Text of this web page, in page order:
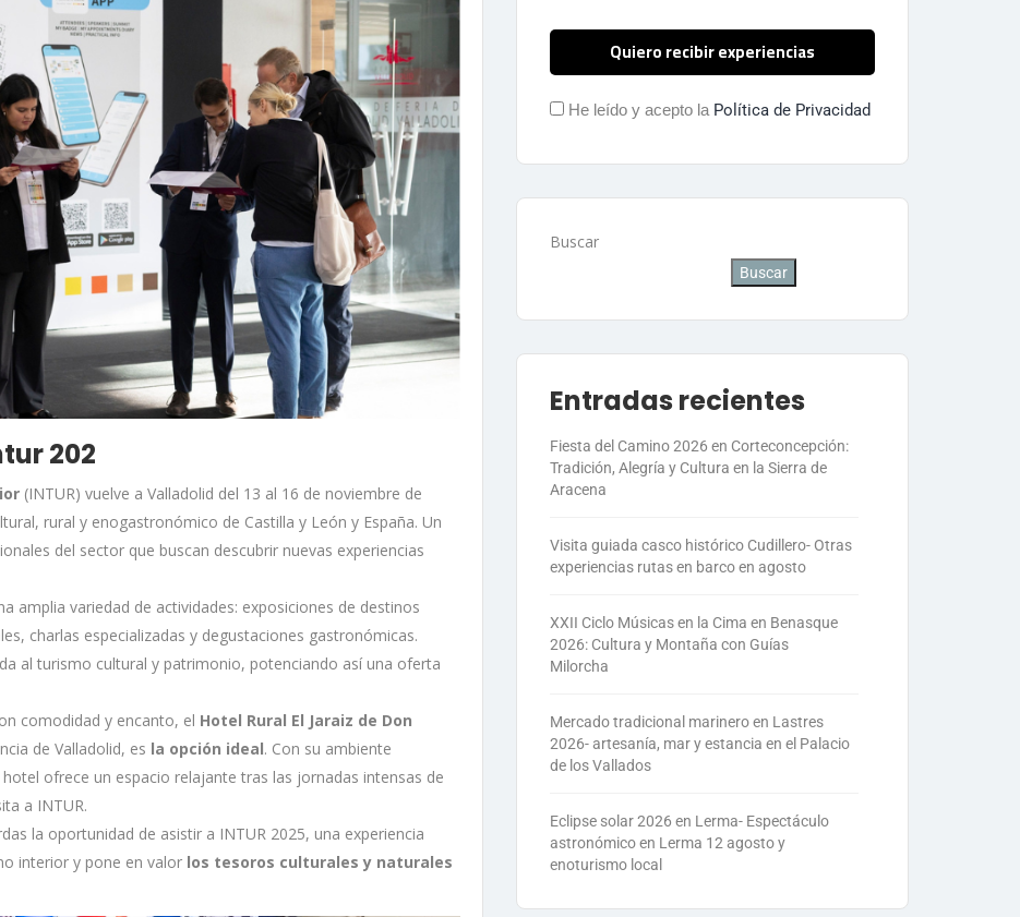
202
(INTUR) vuelve a Valladolid del 13 al 16 de noviembre de
rural y enogastronómico de Castilla y León y España. Un
del sector que buscan descubrir nuevas experiencias
amplia variedad de actividades: exposiciones de destinos
charlas especializadas y degustaciones gastronómicas.
al turismo cultural y patrimonio, potenciando así una oferta
comodidad y encanto, el Hotel Rural El Jaraiz de Don
de Valladolid, es la opción ideal. Con su ambiente
hotel ofrece un espacio relajante tras las jornadas intensas de
a INTUR.
la oportunidad de asistir a INTUR 2025, una experiencia
interior y pone en valor los tesoros culturales y naturales
He leído y acepto la Política de Privacidad
Buscar
Buscar
Entradas recientes
Fiesta del Camino 2026 en Corteconcepción:
Tradición, Alegría y Cultura en la Sierra de
Aracena
Visita guiada casco histórico Cudillero- Otras
experiencias rutas en barco en agosto
XXII Ciclo Músicas en la Cima en Benasque
2026: Cultura y Montaña con Guías
Milorcha
Mercado tradicional marinero en Lastres
2026- artesanía, mar y estancia en el Palacio
de los Vallados
Eclipse solar 2026 en Lerma- Espectáculo
astronómico en Lerma 12 agosto y
enoturismo local